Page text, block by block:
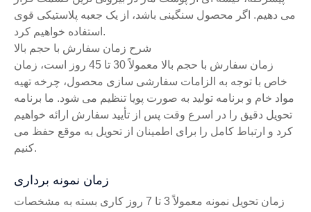
می دهیم. اگر محصول سنگینی باشد، از یک جعبه پلاستیکی قوی
استفاده خواهیم کرد.
شرح زمان سفارش با حجم بالا
زمان سفارش با حجم بالا معمولاً 30 تا 45 روز است، زمان
خاص با توجه به الزامات سفارشی سازی محصول، چرخه تهیه
مواد خام و برنامه تولید به صورت پویا تنظیم می شود. ما برنامه
تحویل دقیق را در اسرع وقت پس از تأیید سفارش ارائه خواهیم
کرد و ارتباط کامل را برای اطمینان از تحویل به موقع حفظ می
کنیم.
زمان نمونه برداری
زمان تحویل نمونه معمولاً 3 تا 7 روز کاری بسته به مشخصات